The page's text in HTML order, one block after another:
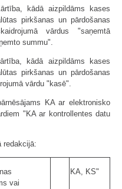
kādā aizpildāms kases
pirkšanas un pārdošanas
vārdus "saņemtā
summu".
kādā aizpildāms kases
pirkšanas un pārdošanas
vārdu "kasē".
KA ar elektronisko
"KA ar kontrollentes datu
redakcijā:
vai
KA, KS"